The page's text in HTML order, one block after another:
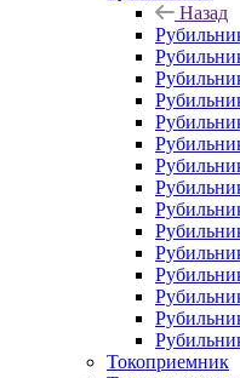
Назад
Токоприемник